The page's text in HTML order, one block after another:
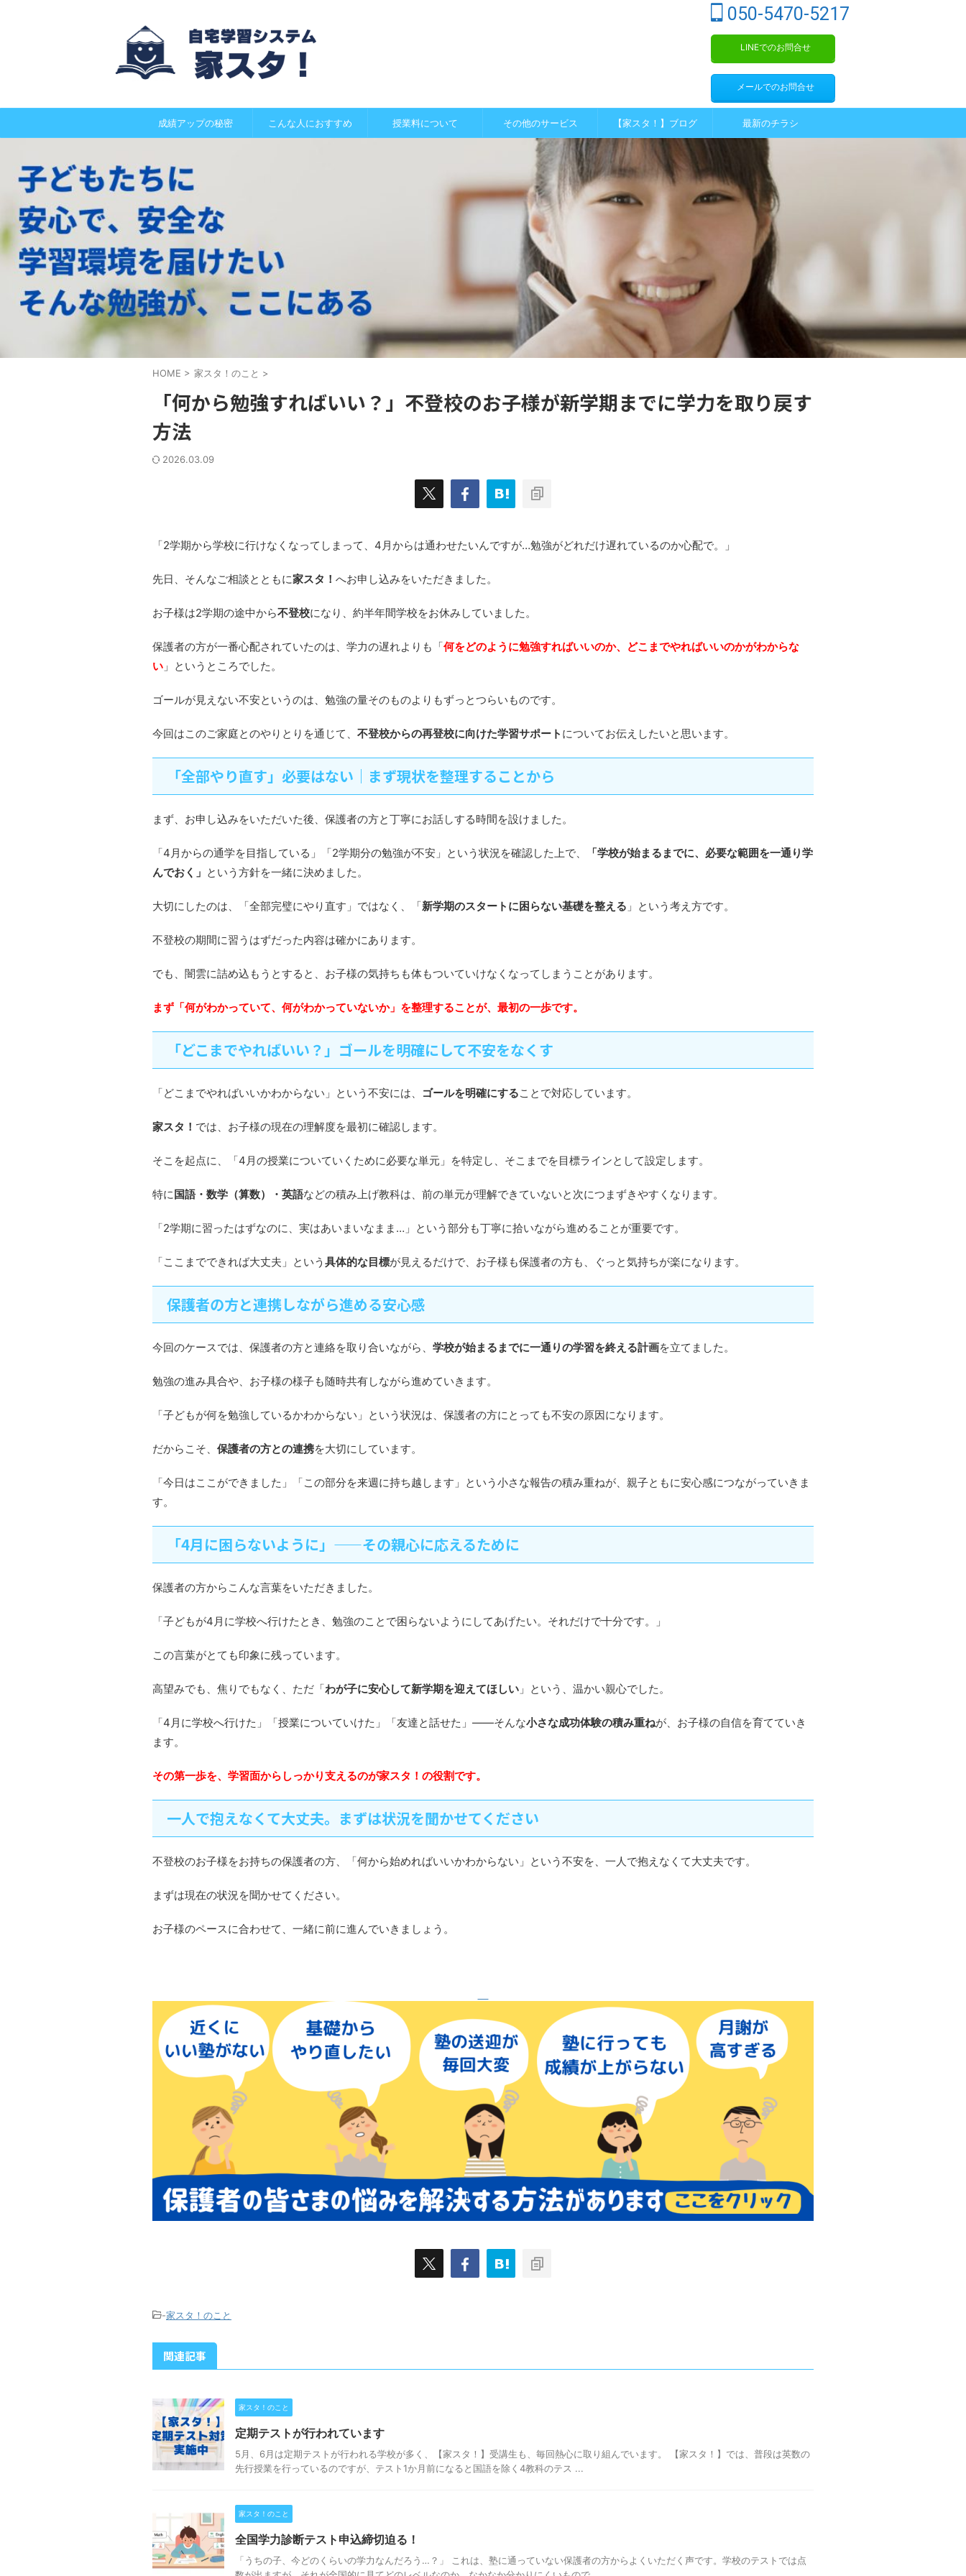
050-5470-5217
LINEでのお問合せ
メールでのお問合せ
成績アップの秘密 こんな人におすすめ 授業料について その他のサービス 【家スタ！】ブログ 最新のチラシ
HOME > 家スタ！のこと >
「何から勉強すればいい？」不登校のお子様が新学期までに学力を取り戻す
方法
2026.03.09
「2学期から学校に行けなくなってしまって、4月からは通わせたいんですが…勉強がどれだけ遅れているのか心配で。」
先日、そんなご相談とともに家スタ！ へお申し込みをいただきました。
お子様は2学期の途中から不登校になり、約半年間学校をお休みしていました。
保護者の方が一番心配されていたのは、学力の遅れよりも「何をどのように勉強すればいいのか、どこまでやればいいのかがわからな
い 」というところでした。
ゴールが見えない不安というのは、勉強の量そのものよりもずっとつらいものです。
今回はこのご家庭とのやりとりを通じて、 不登校からの再登校に向けた学習サポート についてお伝えしたいと思います。
「全部やり直す」必要はない｜まず現状を整理することから
まず、お申し込みをいただいた後、保護者の方と丁寧にお話しする時間を設けました。
「4月からの通学を目指している」「2学期分の勉強が不安」という状況を確認した上で、
「学校が始まるまでに、必要な範囲を一通り学
んでおく」 という方針を一緒に決めました。
大切にしたのは、「全部完璧にやり直す」ではなく、「新学期のスタートに困らない基礎を整える 」という考え方です。
不登校の期間に習うはずだった内容は確かにあります。
でも、闇雲に詰め込もうとすると、お子様の気持ちも体もついていけなくなってしまうことがあります。
まず「何がわかっていて、何がわかっていないか」を整理することが、最初の一歩です。
「どこまでやればいい？」ゴールを明確にして不安をなくす
「どこまでやればいいかわからない」という不安には、 ゴールを明確にすることで対応しています。
家スタ！ では、お子様の現在の理解度を最初に確認します。
そこを起点に、「4月の授業についていくために必要な単元」を特定し、そこまでを目標ラインとして設定します。
特に国語・数学（算数）・英語などの積み上げ教科は、前の単元が理解できていないと次につまずきやすくなります。
「2学期に習ったはずなのに、実はあいまいなまま…」という部分も丁寧に拾いながら進めることが重要です。
「ここまでできれば大丈夫」という 具体的な目標が見えるだけで、お子様も保護者の方も、ぐっと気持ちが楽になります。
保護者の方と連携しながら進める安心感
今回のケースでは、保護者の方と連絡を取り合いながら、 学校が始まるまでに一通りの学習を終える計画を立てました。
勉強の進み具合や、お子様の様子も随時共有しながら進めていきます。
「子どもが何を勉強しているかわからない」という状況は、保護者の方にとっても不安の原因になります。
だからこそ、 保護者の方との連携を大切にしています。
「今日はここができました」「この部分を来週に持ち越します」という小さな報告の積み重ねが、親子ともに安心感につながっていきま
す。
「4月に困らないように」——その親心に応えるために
保護者の方からこんな言葉をいただきました。
「子どもが4月に学校へ行けたとき、勉強のことで困らないようにしてあげたい。それだけで十分です。」
この言葉がとても印象に残っています。
高望みでも、焦りでもなく、ただ「わが子に安心して新学期を迎えてほしい 」という、温かい親心でした。
「4月に学校へ行けた」「授業についていけた」「友達と話せた」——そんな小さな成功体験の積み重ねが、お子様の自信を育てていき
ます。
その第一歩を、学習面からしっかり支えるのが家スタ！の役割です。
一人で抱えなくて大丈夫。まずは状況を聞かせてください
不登校のお子様をお持ちの保護者の方、「何から始めればいいかわからない」という不安を、一人で抱えなくて大丈夫です。
まずは現在の状況を聞かせてください。
お子様のペースに合わせて、一緒に前に進んでいきましょう。
-家スタ！のこと
関連記事
家スタ！のこと
定期テストが行われています
5月、6月は定期テストが行われる学校が多く、【家スタ！】受講生も、毎回熱心に取り組んでいます。 【家スタ！】では、普段は英数の
先行授業を行っているのですが、テスト1か月前になると国語を除く4教科のテス ...
家スタ！のこと
全国学力診断テスト申込締切迫る！
「うちの子、今どのくらいの学力なんだろう…？」 これは、塾に通っていない保護者の方からよくいただく声です。学校のテストでは点